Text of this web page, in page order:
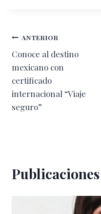
Navegación
de
entradas
ANTERIOR
Conoce al destino
mexicano con
certificado
internacional “Viaje
seguro”